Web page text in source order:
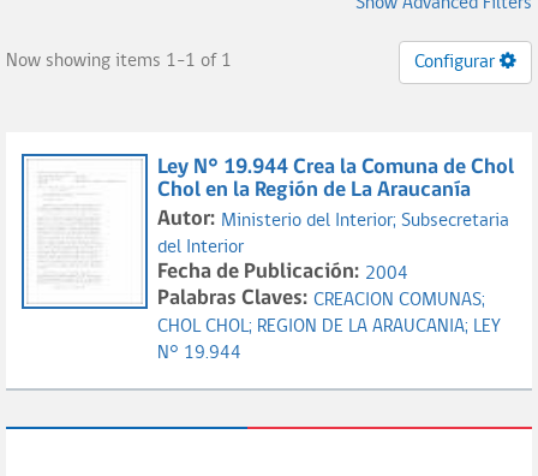
Now showing items 1-1 of 1 Configurar
Ley N° 19.944 Crea la Comuna de Chol
Chol en la Región de La Araucanía
Autor: Ministerio del Interior; Subsecretaria
del Interior
Fecha de Publicación: 2004
Palabras Claves: CREACION COMUNAS;
CHOL CHOL; REGION DE LA ARAUCANIA; LEY
N° 19.944